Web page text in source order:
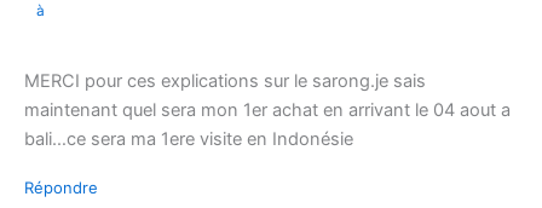
à
MERCI pour ces explications sur le sarong.je sais
maintenant quel sera mon 1er achat en arrivant le 04 aout a
bali…ce sera ma 1ere visite en Indonésie
Répondre